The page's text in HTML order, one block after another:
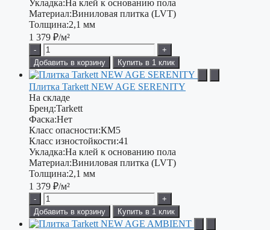
Укладка: На клей к основанию пола
Материал:Виниловая плитка (LVT)
Толщина:2,1 мм
1 379 ₽/м²
-
+
Добавить в корзину
Купить в 1 клик
Плитка Tarkett NEW AGE SERENITY
На складе
Бренд:Tarkett
Фаска:Нет
Класс опасности:КМ5
Класс изностойкости:41
Укладка:На клей к основанию пола
Материал:Виниловая плитка (LVT)
Толщина:2,1 мм
1 379 ₽/м²
-
+
Добавить в корзину
Купить в 1 клик